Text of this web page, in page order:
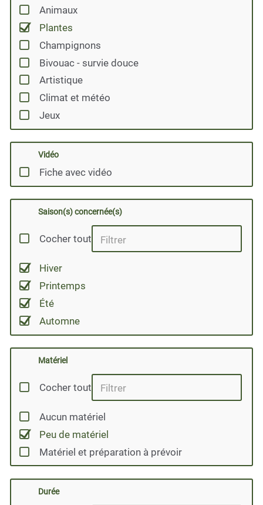
Animaux
Plantes
Champignons
Bivouac - survie douce
Artistique
Climat et météo
Jeux
Vidéo
Fiche avec vidéo
Saison(s) concernée(s)
Cocher tout
Hiver
Printemps
Été
Automne
Matériel
Cocher tout
Aucun matériel
Peu de matériel
Matériel et préparation à prévoir
Durée